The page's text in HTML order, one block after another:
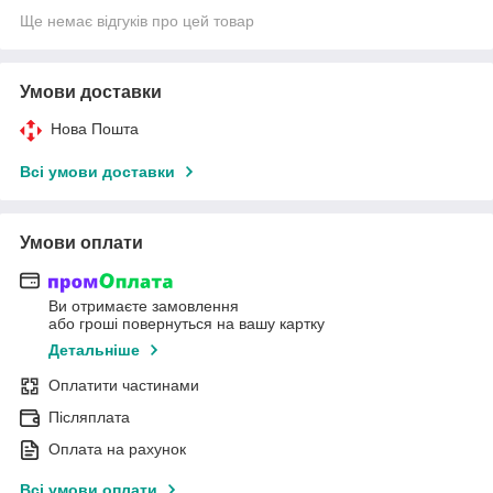
Ще немає відгуків про цей товар
Умови доставки
Нова Пошта
Всі умови доставки
Умови оплати
Ви отримаєте замовлення
або гроші повернуться на вашу картку
Детальніше
Оплатити частинами
Післяплата
Оплата на рахунок